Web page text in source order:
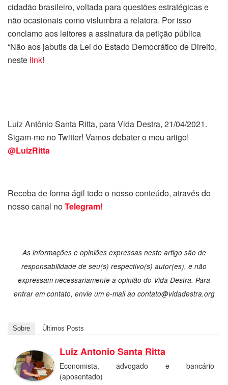
cidadão brasileiro, voltada para questões estratégicas e
não ocasionais como vislumbra a relatora. Por isso
conclamo aos leitores a assinatura da petição pública
“Não aos jabutis da Lei do Estado Democrático de Direito,
neste link!
Luiz Antônio Santa Ritta, para Vida Destra, 21/04/2021.
Sigam-me no Twitter! Vamos debater o meu artigo!
@LuizRitta
Receba de forma ágil todo o nosso conteúdo, através do
nosso canal noTelegram!
As informações e opiniões expressas neste artigo são de
responsabilidade de seu(s) respectivo(s) autor(es), e não
expressam necessariamente a opinião do Vida Destra. Para
entrar em contato, envie um e-mail ao contato@vidadestra.org
Sobre Últimos Posts
Luiz Antonio Santa Ritta
Economista, advogado e bancário
(aposentado)